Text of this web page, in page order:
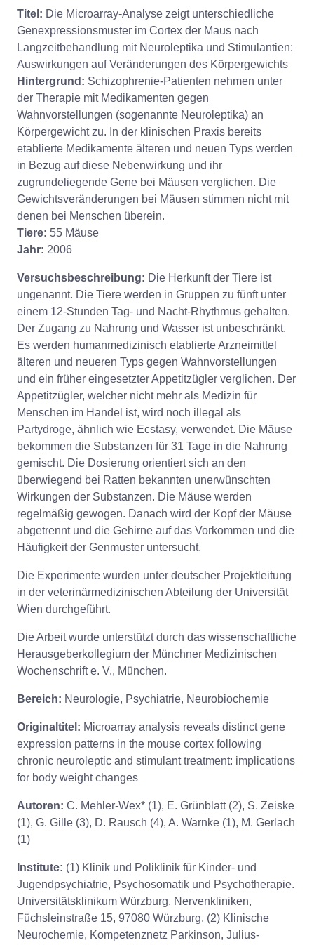
Titel: Die Microarray-Analyse zeigt unterschiedliche
Genexpressionsmuster im Cortex der Maus nach
Langzeitbehandlung mit Neuroleptika und Stimulantien:
Auswirkungen auf Veränderungen des Körpergewichts
Hintergrund: Schizophrenie-Patienten nehmen unter
der Therapie mit Medikamenten gegen
Wahnvorstellungen (sogenannte Neuroleptika) an
Körpergewicht zu. In der klinischen Praxis bereits
etablierte Medikamente älteren und neuen Typs werden
in Bezug auf diese Nebenwirkung und ihr
zugrundeliegende Gene bei Mäusen verglichen. Die
Gewichtsveränderungen bei Mäusen stimmen nicht mit
denen bei Menschen überein.
Tiere: 55 Mäuse
Jahr: 2006
Versuchsbeschreibung: Die Herkunft der Tiere ist
ungenannt. Die Tiere werden in Gruppen zu fünft unter
einem 12-Stunden Tag- und Nacht-Rhythmus gehalten.
Der Zugang zu Nahrung und Wasser ist unbeschränkt.
Es werden humanmedizinisch etablierte Arzneimittel
älteren und neueren Typs gegen Wahnvorstellungen
und ein früher eingesetzter Appetitzügler verglichen. Der
Appetitzügler, welcher nicht mehr als Medizin für
Menschen im Handel ist, wird noch illegal als
Partydroge, ähnlich wie Ecstasy, verwendet. Die Mäuse
bekommen die Substanzen für 31 Tage in die Nahrung
gemischt. Die Dosierung orientiert sich an den
überwiegend bei Ratten bekannten unerwünschten
Wirkungen der Substanzen. Die Mäuse werden
regelmäßig gewogen. Danach wird der Kopf der Mäuse
abgetrennt und die Gehirne auf das Vorkommen und die
Häufigkeit der Genmuster untersucht.
Die Experimente wurden unter deutscher Projektleitung
in der veterinärmedizinischen Abteilung der Universität
Wien durchgeführt.
Die Arbeit wurde unterstützt durch das wissenschaftliche
Herausgeberkollegium der Münchner Medizinischen
Wochenschrift e. V., München.
Bereich: Neurologie, Psychiatrie, Neurobiochemie
Originaltitel: Microarray analysis reveals distinct gene
expression patterns in the mouse cortex following
chronic neuroleptic and stimulant treatment: implications
for body weight changes
Autoren: C. Mehler-Wex* (1), E. Grünblatt (2), S. Zeiske
(1), G. Gille (3), D. Rausch (4), A. Warnke (1), M. Gerlach
(1)
Institute: (1) Klinik und Poliklinik für Kinder- und
Jugendpsychiatrie, Psychosomatik und Psychotherapie.
Universitätsklinikum Würzburg, Nervenkliniken,
Füchsleinstraße 15, 97080 Würzburg, (2) Klinische
Neurochemie, Kompetenznetz Parkinson, Julius-